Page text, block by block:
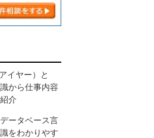
イヤー）と
から仕事内容
介
ータベース言
をわかりやす